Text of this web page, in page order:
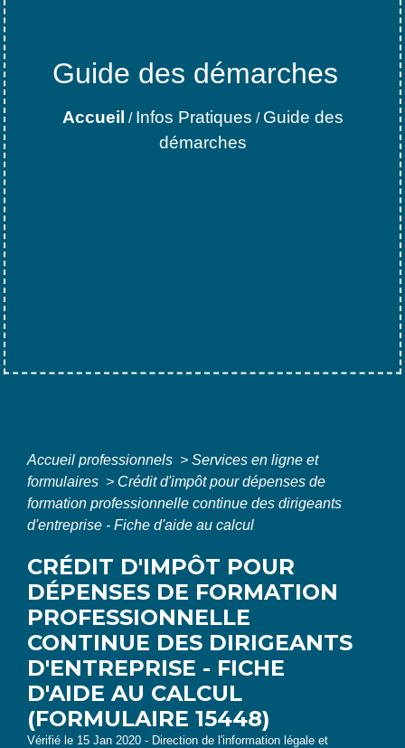
Guide des démarches
Accueil / Infos Pratiques / Guide des
démarches
Accueil professionnels > Services en ligne et
formulaires > Crédit d'impôt pour dépenses de
formation professionnelle continue des dirigeants
d'entreprise - Fiche d'aide au calcul
CRÉDIT D'IMPÔT POUR
DÉPENSES DE FORMATION
PROFESSIONNELLE
CONTINUE DES DIRIGEANTS
D'ENTREPRISE - FICHE
D'AIDE AU CALCUL
(FORMULAIRE 15448)
Vérifié le 15 Jan 2020 - Direction de l'information légale et